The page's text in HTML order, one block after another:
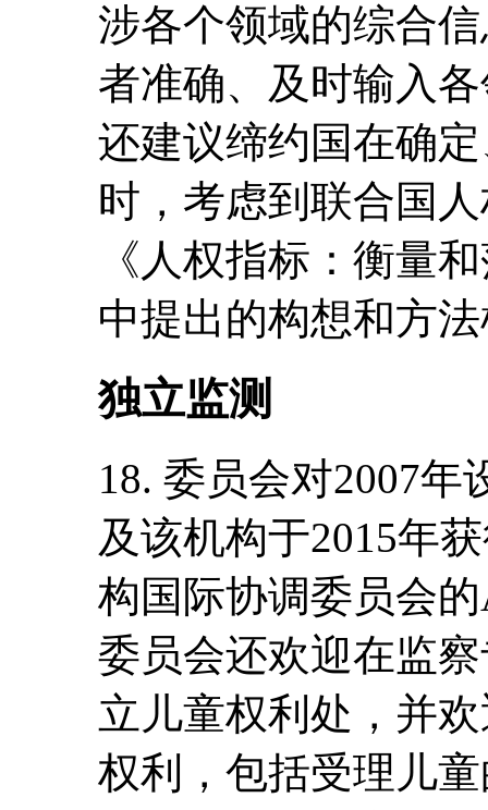
涉各个领域的综合
者准确、及时输入
还建议缔约国在确
时，考虑到联合国
《人权指标：衡量
中提出的构想和方
独立监测
18. 委员会对2007
及该机构于2015年
构国际协调委员会
委员会还欢迎在监
立儿童权利处，并
权利，包括受理儿